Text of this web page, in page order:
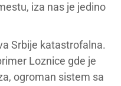
iza nas je jedino
Srbije katastrofalna.
Loznice gde je
ogroman sistem sa